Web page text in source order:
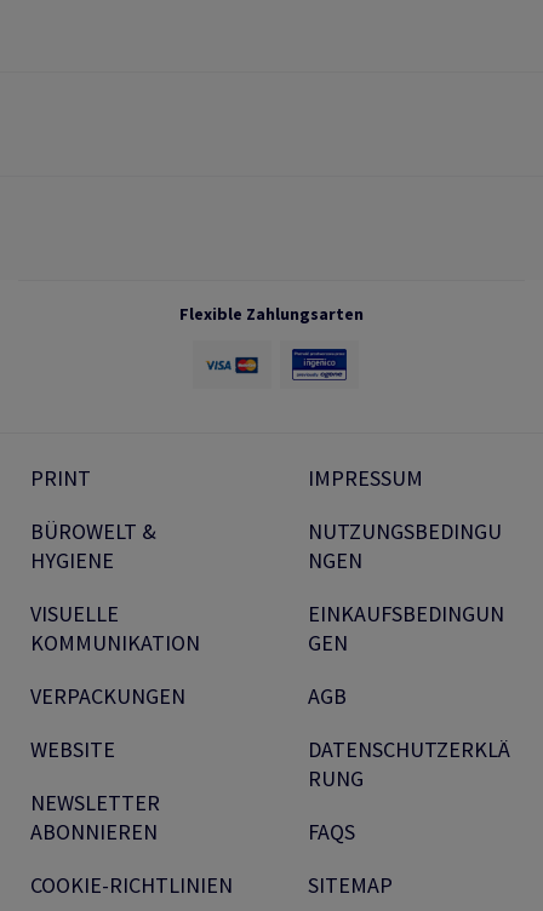
Flexible Zahlungsarten
PRINT
BÜROWELT &
HYGIENE
VISUELLE
KOMMUNIKATION
VERPACKUNGEN
WEBSITE
NEWSLETTER
ABONNIEREN
COOKIE-RICHTLINIEN
IMPRESSUM
NUTZUNGSBEDINGU
NGEN
EINKAUFSBEDINGUN
GEN
AGB
DATENSCHUTZERKLÄ
RUNG
FAQS
SITEMAP